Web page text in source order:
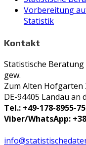
Vorbereitung
Statistik
Kontakt
Statistische
gew.
Zum Alten Hofgarten
DE-94405 Landau an
Tel.: +49-178-8955-
Viber/WhatsApp: